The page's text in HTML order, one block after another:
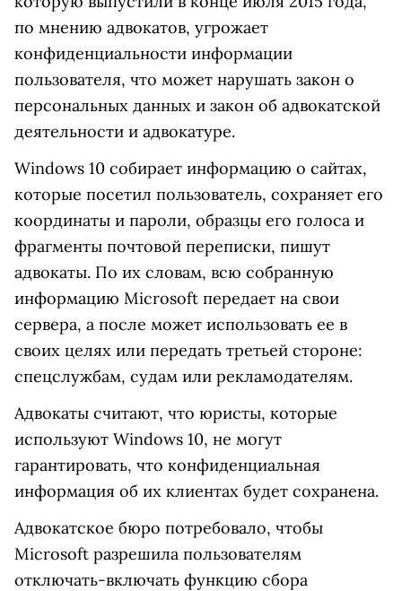
по мнению адвокатов, угрожает
конфиденциальности информации
пользователя, что может нарушать закон о
персональных данных и закон об адвокатской
деятельности и адвокатуре.
Windows 10 собирает информацию о сайтах,
которые посетил пользователь, сохраняет его
координаты и пароли, образцы его голоса и
фрагменты почтовой переписки, пишут
адвокаты. По их словам, всю собранную
информацию Microsoft передает на свои
сервера, а после может использовать ее в
своих целях или передать третьей стороне:
спецслужбам, судам или рекламодателям.
Адвокаты считают, что юристы, которые
используют Windows 10, не могут
гарантировать, что конфиденциальная
информация об их клиентах будет сохранена.
Адвокатское бюро потребовало, чтобы
Microsoft разрешила пользователям
отключать-включать функцию сбора